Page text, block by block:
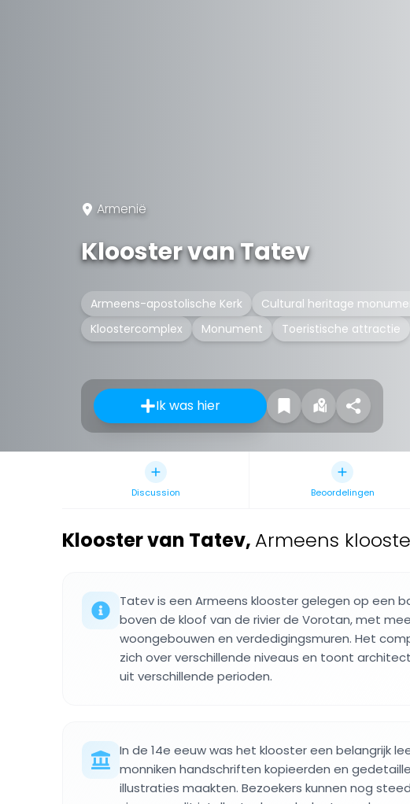
Armenië
Klooster van Tatev
Armeens-apostolische Kerk
Cultural heritage
Kloostercomplex
Monument Toeristische attractie
Ik was hier
Discussion Beoordelingen
Klooster van Tatev, Armeens
Tatev is een Armeens klooster gelegen op een
boven de kloof van de rivier de Vorotan, met
woongebouwen en verdedigingsmuren. Het
zich over verschillende niveaus en toont
uit verschillende perioden.
In de 14e eeuw was het klooster een belangrijk
monniken handschriften kopieerden en
illustraties maakten. Bezoekers kunnen nog